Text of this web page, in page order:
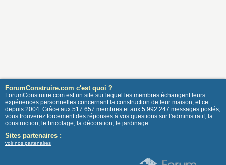
ForumConstruire.com c'est quoi ?
ForumConstruire.com est un site sur lequel les membres échangent leurs
expériences personnelles concernant la construction de leur maison, et ce
depuis 2004. Grâce aux 517 657 membres et aux 5 992 247 messages postés,
vous trouverez forcement des réponses à vos questions sur l'administratif, la
construction, le bricolage, la décoration, le jardinage ...
Sites partenaires :
voir nos partenaires